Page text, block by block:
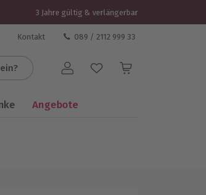
3 Jahre gültig & verlängerbar
Kontakt 089 / 2112 999 33
Benutzerkonto
Angebote